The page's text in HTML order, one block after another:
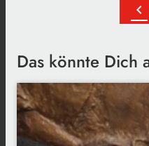
chevron_left
Das könnte Dich